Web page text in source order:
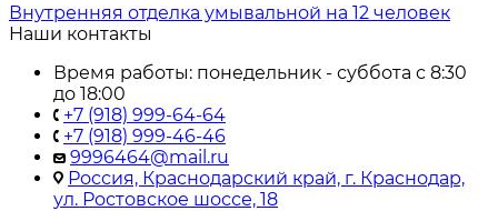
Внутренняя отделка умывальной на 12 человек
Наши контакты
Время работы: понедельник - суббота с 8:30
до 18:00
+7 (918) 999-64-64
+7 (918) 999-46-46
9996464@mail.ru
Россия, Краснодарский край, г. Краснодар,
ул. Ростовское шоссе, 18